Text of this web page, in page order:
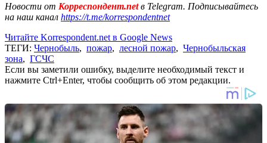
Новости от Корреспондент.netв Telegram. Подписывайтесь
на наш канал https://t.me/korrespondentnet
Читайте Korrespondent.net в Google News
ТЕГИ: Чернобыль, пожар, лесной пожар, Чернобыльская
зона, ГСЧС
Если вы заметили ошибку, выделите необходимый текст и
нажмите Ctrl+Enter, чтобы сообщить об этом редакции.